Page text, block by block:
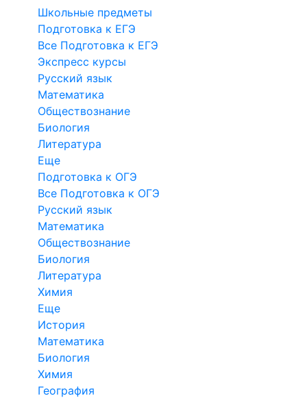
Школьные предметы
Подготовка к ЕГЭ
Все Подготовка к ЕГЭ
Экспресс курсы
Русский язык
Математика
Обществознание
Биология
Литература
Еще
Подготовка к ОГЭ
Все Подготовка к ОГЭ
Русский язык
Математика
Обществознание
Биология
Литература
Химия
Еще
История
Математика
Биология
Химия
География